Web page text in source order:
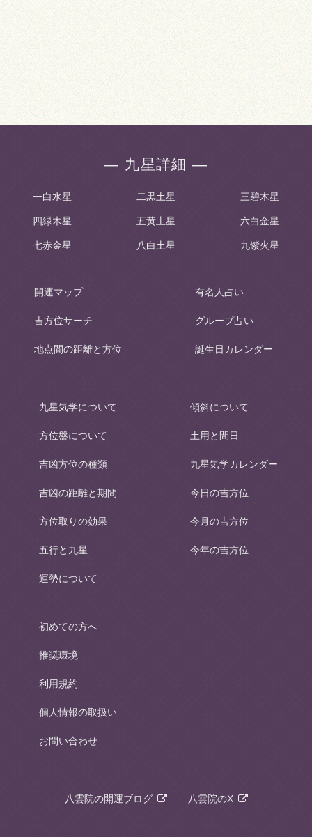
― 九星詳細 ―
一白水星 二黒土星 三碧木星
四緑木星 五黄土星 六白金星
七赤金星 八白土星 九紫火星
開運マップ
吉方位サーチ
地点間の距離と方位
有名人占い
グループ占い
誕生日カレンダー
九星気学について
方位盤について
吉凶方位の種類
吉凶の距離と期間
方位取りの効果
五行と九星
運勢について
傾斜について
土用と間日
九星気学カレンダー
今日の吉方位
今月の吉方位
今年の吉方位
初めての方へ
推奨環境
利用規約
個人情報の取扱い
お問い合わせ
八雲院の開運ブログ 八雲院のX